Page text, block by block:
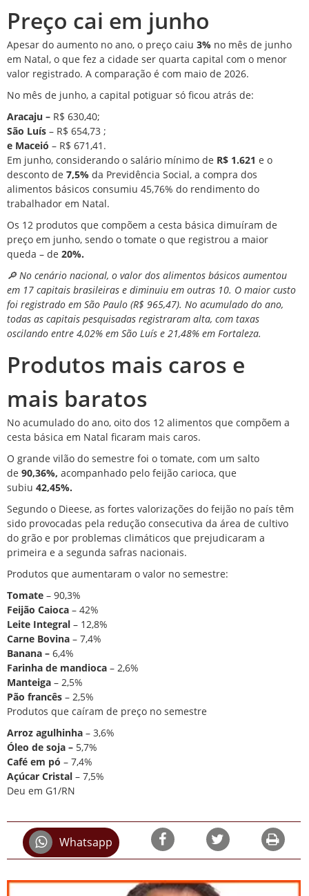
Preço cai em junho
Apesar do aumento no ano, o preço caiu 3% no mês de junho
em Natal, o que fez a cidade ser quarta capital com o menor
valor registrado. A comparação é com maio de 2026.
No mês de junho, a capital potiguar só ficou atrás de:
Aracaju – R$ 630,40;
São Luís – R$ 654,73 ;
e Maceió – R$ 671,41.
Em junho, considerando o salário mínimo de R$ 1.621 e o
desconto de 7,5% da Previdência Social, a compra dos
alimentos básicos consumiu 45,76% do rendimento do
trabalhador em Natal.
Os 12 produtos que compõem a cesta básica dimuíram de
preço em junho, sendo o tomate o que registrou a maior
queda – de 20%.
🔎 No cenário nacional, o valor dos alimentos básicos aumentou
em 17 capitais brasileiras e diminuiu em outras 10. O maior custo
foi registrado em São Paulo (R$ 965,47). No acumulado do ano,
todas as capitais pesquisadas registraram alta, com taxas
oscilando entre 4,02% em São Luís e 21,48% em Fortaleza.
Produtos mais caros e
mais baratos
No acumulado do ano, oito dos 12 alimentos que compõem a
cesta básica em Natal ficaram mais caros.
O grande vilão do semestre foi o tomate, com um salto
de 90,36%, acompanhado pelo feijão carioca, que
subiu 42,45%.
Segundo o Dieese, as fortes valorizações do feijão no país têm
sido provocadas pela redução consecutiva da área de cultivo
do grão e por problemas climáticos que prejudicaram a
primeira e a segunda safras nacionais.
Produtos que aumentaram o valor no semestre:
Tomate – 90,3%
Feijão Caioca – 42%
Leite Integral – 12,8%
Carne Bovina – 7,4%
Banana – 6,4%
Farinha de mandioca – 2,6%
Manteiga – 2,5%
Pão francês – 2,5%
Produtos que caíram de preço no semestre
Arroz agulhinha – 3,6%
Óleo de soja – 5,7%
Café em pó – 7,4%
Açúcar Cristal – 7,5%
Deu em G1/RN
Whatsapp